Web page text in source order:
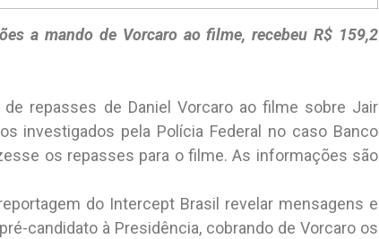
a mando de Vorcaro ao filme, recebeu R$ 159,2
repasses de Daniel Vorcaro ao filme sobre Jair
investigados pela Polícia Federal no caso Banco
os repasses para o filme. As informações são
do Intercept Brasil revelar mensagens e
candidato à Presidência, cobrando de Vorcaro os